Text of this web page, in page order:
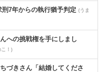
7年からの執行猶予判定 (うま
への挑戦権を手にしまし
！)
づきさん「結婚してくださ